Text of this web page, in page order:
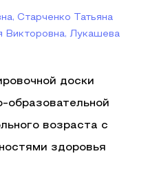
Старченко Татьяна
Викторовна, Лукашева
доски
образовательной
возраста с
здоровья